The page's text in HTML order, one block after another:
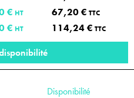
€ HT 67,20 € TTC
€ HT 114,24 € TTC
Disponibilité